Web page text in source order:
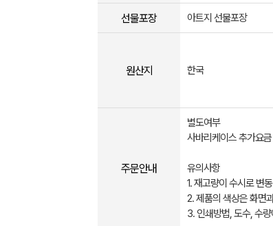
선물포장 아트지 선물포장
원산지 한국
주문안내
별도여부
사바리케이스 추가요
유의사항
1. 재고량이 수시로 변
2. 제품의 색상은 화면
3. 인쇄방법, 도수, 수